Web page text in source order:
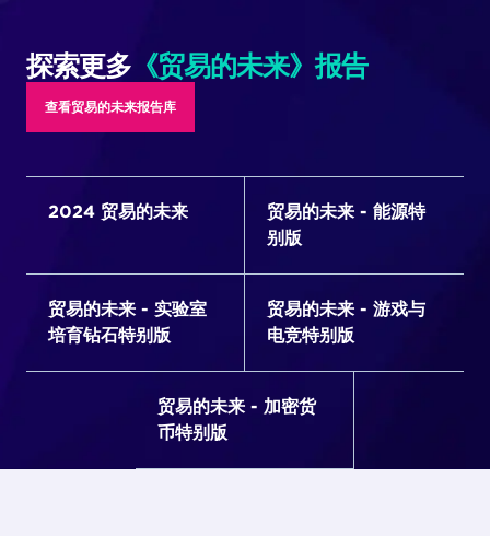
探索更多 《贸易的未来》报告
查看贸易的未来报告库
2024 贸易的未来
贸易的未来 - 能源特
别版
贸易的未来 - 实验室
培育钻石特别版
贸易的未来 - 游戏与
电竞特别版
贸易的未来 - 加密货
币特别版